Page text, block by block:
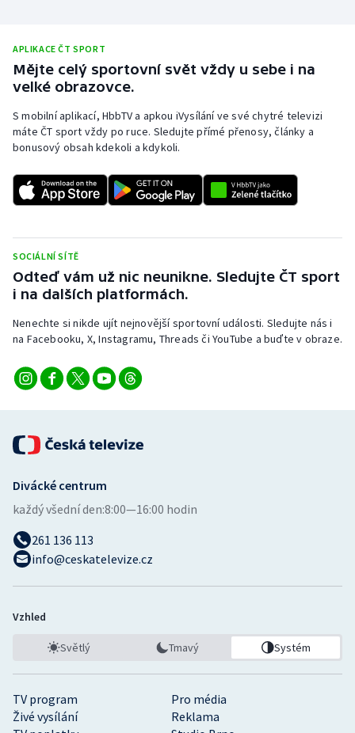
APLIKACE ČT SPORT
Mějte celý sportovní svět vždy u sebe i na
velké obrazovce.
S mobilní aplikací, HbbTV a apkou iVysílání ve své chytré televizi
máte ČT sport vždy po ruce. Sledujte přímé přenosy, články a
bonusový obsah kdekoli a kdykoli.
SOCIÁLNÍ SÍTĚ
Odteď vám už nic neunikne. Sledujte ČT sport
i na dalších platformách.
Nenechte si nikde ujít nejnovější sportovní události. Sledujte nás i
na Facebooku, X, Instagramu, Threads či YouTube a buďte v obraze.
TV program
Pro média
Živé vysílání
Reklama
Divácké centrum
každý všední den:8:00—16:00 hodin
261 136 113
info@ceskatelevize.cz
Vzhled
Světlý Tmavý Systém